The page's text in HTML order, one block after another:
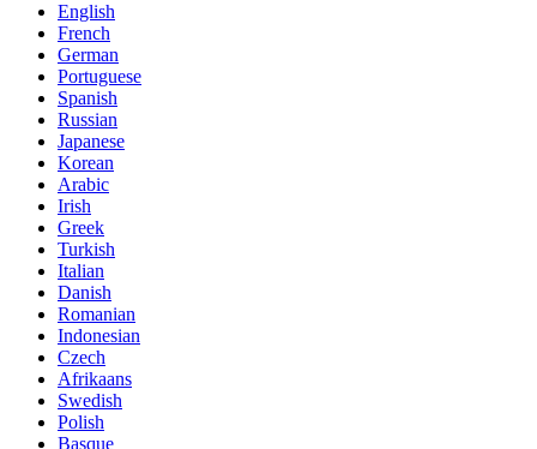
English
French
German
Portuguese
Spanish
Russian
Japanese
Korean
Arabic
Irish
Greek
Turkish
Italian
Danish
Romanian
Indonesian
Czech
Afrikaans
Swedish
Polish
Basque